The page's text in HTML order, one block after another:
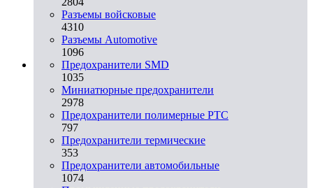
Разъемы войсковые
4310
Разъeмы Automotive
1096
Предохранители SMD
1035
Миниатюрные предохранители
2978
Предохранители полимерные PTC
797
Предохранители термические
353
Предохранители автомобильные
1074